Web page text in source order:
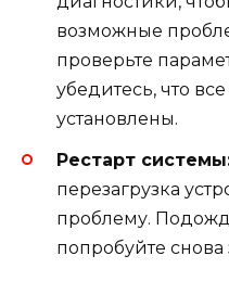
возможные
проверьте
убедитесь, что
установлены.
Рестарт
перезагрузка
проблему.
попробуйте снова